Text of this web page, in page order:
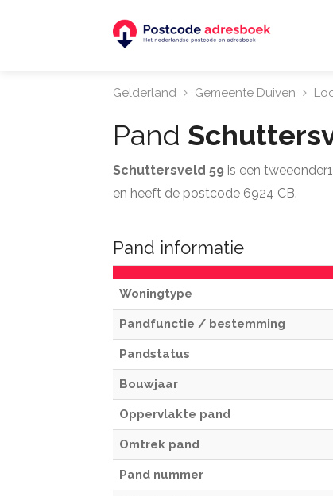
Gelderland Gemeente Duiven
Pand
Schuttersveld 59 is een
en heeft de postcode 6924 CB.
Pand informatie
Woningtype
Pandfunctie / bestemming
Pandstatus
Bouwjaar
Oppervlakte pand
Omtrek pand
Pand nummer